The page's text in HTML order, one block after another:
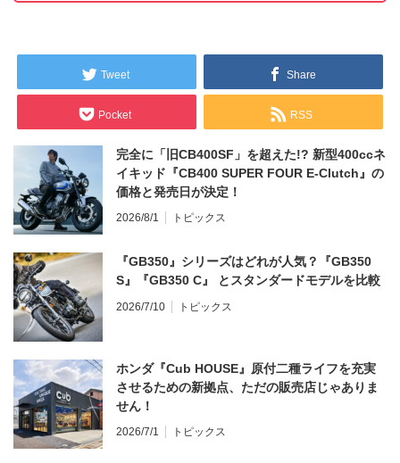
Tweet Share
Pocket RSS
完全に「旧CB400SF」を超えた!? 新型400ccネ
イキッド『CB400 SUPER FOUR E-Clutch』の
価格と発売日が決定！
2026/8/1 トピックス
『GB350』シリーズはどれが人気？『GB350
S』『GB350 C』 とスタンダードモデルを比較
2026/7/10 トピックス
ホンダ『Cub HOUSE』原付二種ライフを充実
させるための新拠点、ただの販売店じゃありま
せん！
2026/7/1 トピックス